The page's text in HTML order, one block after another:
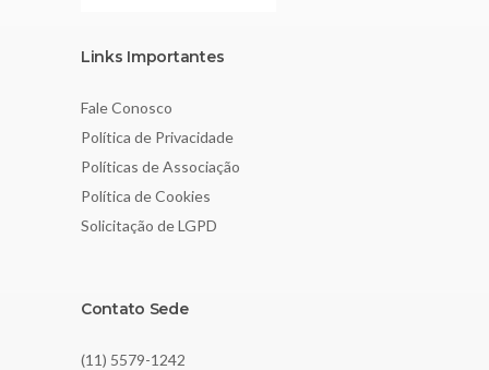
Links Importantes
Fale Conosco
Política de Privacidade
Políticas de Associação
Política de Cookies
Solicitação de LGPD
Contato Sede
(11) 5579-1242